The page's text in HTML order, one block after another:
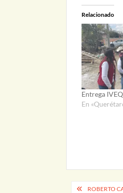
Relacionado
Entrega
En
ROBERTO